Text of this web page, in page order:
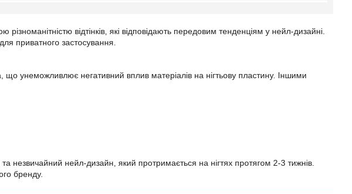
відтінків, які відповідають передовим тенденціям у нейл-дизайні.
приватного застосування.
що унеможливлює негативний вплив матеріалів на нігтьову пластину. Іншими
незвичайний нейл-дизайн, який протримається на нігтях протягом 2-3 тижнів.
бренду.